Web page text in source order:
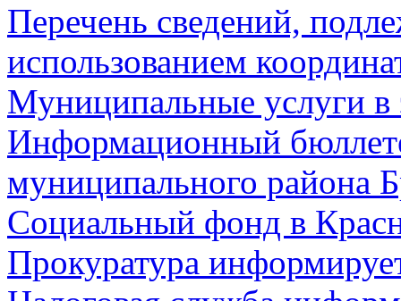
Перечень сведений,
использованием
Муниципальные услуги в
Информационный
муниципального района
Социальный фонд в
Прокуратура